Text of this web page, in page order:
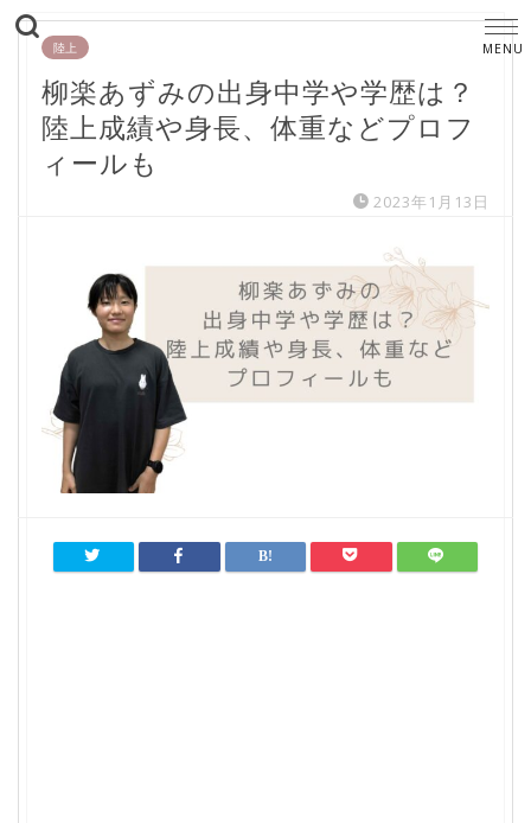
陸上
柳楽あずみの出身中学や学歴は？
陸上成績や身長、体重などプロフ
ィールも
2023年1月13日